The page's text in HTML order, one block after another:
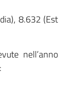
8.632 (Est
nell’anno